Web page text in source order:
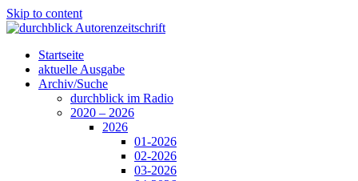
Skip to content
Startseite
aktuelle Ausgabe
Archiv/Suche
durchblick im Radio
2020 – 2026
2026
01-2026
02-2026
03-2026